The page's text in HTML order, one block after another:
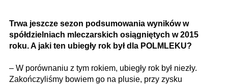
Trwa jeszcze sezon podsumowania wyników w
spółdzielniach mleczarskich osiągniętych w 2015
roku. A jaki ten ubiegły rok był dla POLMLEKU?
– W porównaniu z tym rokiem, ubiegły rok był niezły.
Zakończyliśmy bowiem go na plusie, przy zysku